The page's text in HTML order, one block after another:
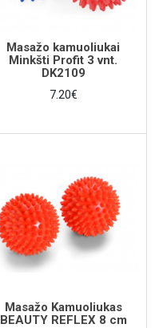
Masažo kamuoliukai
Minkšti Profit 3 vnt.
DK2109
7.20€
Masažo Kamuoliukas
BEAUTY REFLEX 8 cm